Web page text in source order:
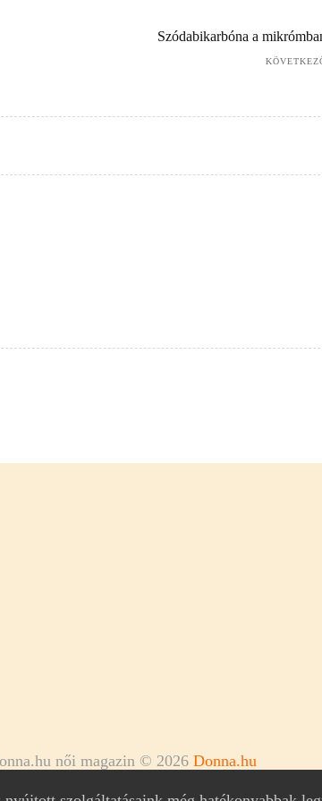
Szódabikarbóna a
női magazin © 2026 Donna.hu